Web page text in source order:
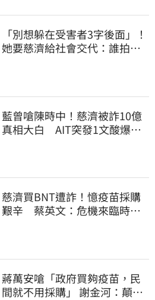
「別想躲在受害者3字後面」！
她要慈濟給社會交代：誰拍板
藍曾嗆陳時中！慈濟被詐10億
真相大白 AIT突發1文酸爆…
慈濟買BNT遭詐！憶疫苗採購
艱辛 蔡英文：危機來臨時務
蔣萬安嗆「政府買夠疫苗，民
間就不用採購」 謝金河：顛倒